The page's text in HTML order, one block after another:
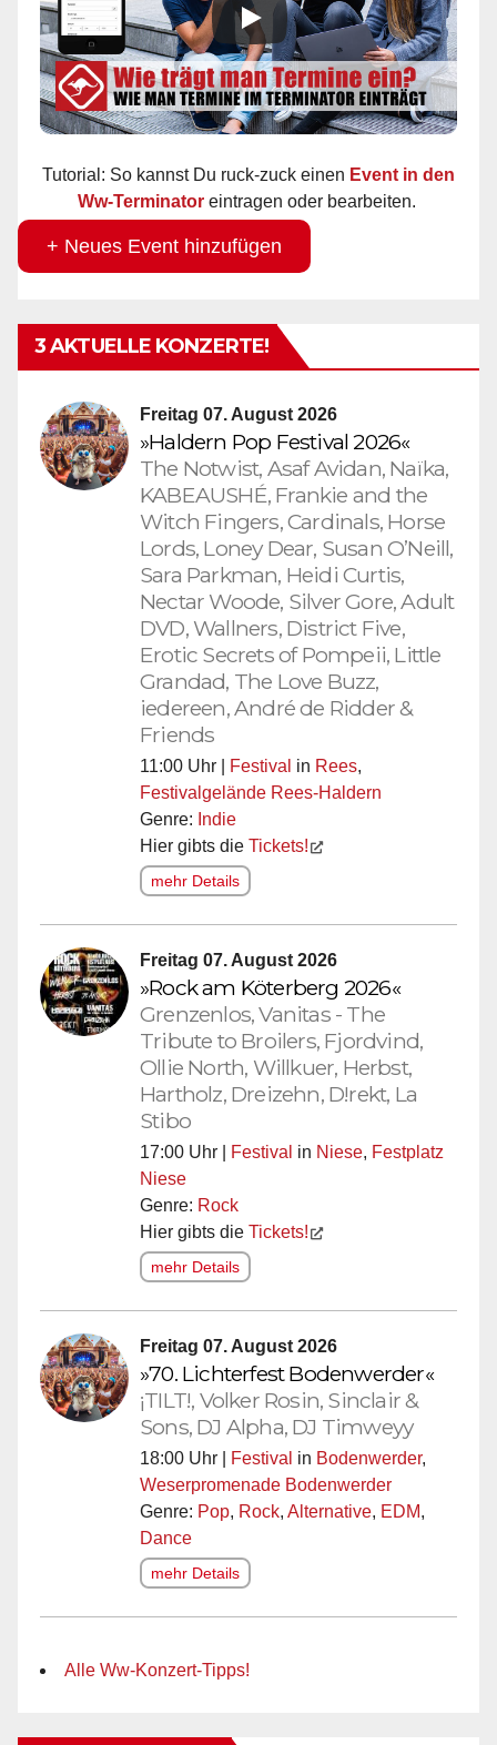
Tutorial: So kannst Du ruck-zuck einen Event in den
Ww-Terminator eintragen oder bearbeiten.
+ Neues Event hinzufügen
3 AKTUELLE KONZERTE!
Freitag 07. August 2026
»Haldern Pop Festival 2026«
The Notwist, Asaf Avidan, Naïka,
KABEAUSHÉ, Frankie and the
Witch Fingers, Cardinals, Horse
Lords, Loney Dear, Susan O’Neill,
Sara Parkman, Heidi Curtis,
Nectar Woode, Silver Gore, Adult
DVD, Wallners, District Five,
Erotic Secrets of Pompeii, Little
Grandad, The Love Buzz,
iedereen, André de Ridder &
Friends
11:00 Uhr | Festival in Rees,
Festivalgelände Rees-Haldern
Genre: Indie
Hier gibts die Tickets!
mehr Details
Freitag 07. August 2026
»Rock am Köterberg 2026«
Grenzenlos, Vanitas - The
Tribute to Broilers, Fjordvind,
Ollie North, Willkuer, Herbst,
Hartholz, Dreizehn, D!rekt, La
Stibo
17:00 Uhr | Festival in Niese, Festplatz
Niese
Genre: Rock
Hier gibts die Tickets!
mehr Details
Freitag 07. August 2026
»70. Lichterfest Bodenwerder«
¡TILT!, Volker Rosin, Sinclair &
Sons, DJ Alpha, DJ Timweyy
18:00 Uhr | Festival in Bodenwerder,
Weserpromenade Bodenwerder
Genre: Pop, Rock, Alternative, EDM,
Dance
mehr Details
Alle Ww-Konzert-Tipps!